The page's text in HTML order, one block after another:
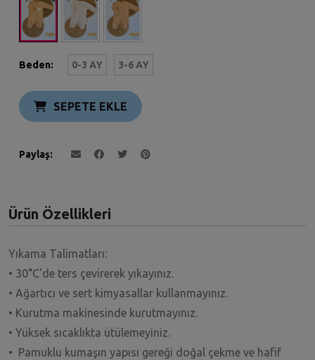
Beden: 0-3 AY 3-6 AY
SEPETE EKLE
Paylaş
Ürün Özellikleri
Yıkama Talimatları:
• 30°C'de ters çevirerek yıkayınız.
• Ağartıcı ve sert kimyasallar kullanmayınız.
• Kurutma makinesinde kurutmayınız.
• Yüksek sıcaklıkta ütülemeyiniz.
• Pamuklu kumaşın yapısı gereği doğal çekme ve hafif